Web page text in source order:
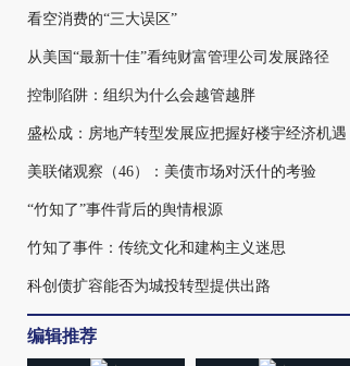
看空消费的“三大误区”
从美国“最新十佳”看纯财富管理公司发展路径
控制陷阱：组织为什么会越管越胖
盛松成：房地产转型发展应把握好楼宇经济机遇
美联储观察（46）：美债市场对沃什的考验
“竹知了”事件背后的舆情根源
竹知了事件：传统文化和建构主义迷思
科创债扩容能否为城投转型提供出路
编辑推荐